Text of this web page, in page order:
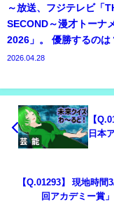
～放送、フジテレビ「
SECOND～漫才トーナ
2026」。 優勝するのは
2026.04.28
【
日本
【Q.01293】 現地時
回アカデミー賞